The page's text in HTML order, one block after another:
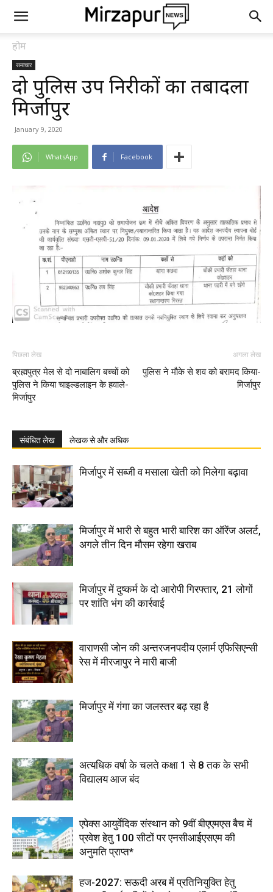
होम
समाचार
दो पुलिस उप निरीक्षकों का तबादला
मिर्जापुर
January 9, 2020
WhatsApp Facebook
पिछला लेख
ब्रह्मपुत्र मेल से दो नाबालिग बच्चों को
पुलिस ने किया चाइल्डलाइन के हवाले-
मिर्जापुर
अगला लेख
पुलिस ने मौके से शव को बरामद किया-
मिर्जापुर
संबंधित लेख लेखक से और अधिक
मिर्जापुर में सब्जी व मसाला खेती को मिलेगा बढ़ावा
मिर्जापुर में भारी से बहुत भारी बारिश का ऑरेंज अलर्ट,
अगले तीन दिन मौसम रहेगा खराब
मिर्जापुर में दुष्कर्म के दो आरोपी गिरफ्तार, 21 लोगों
पर शांति भंग की कार्रवाई
वाराणसी जोन की अन्तरजनपदीय एलार्म एफिसिएन्सी
रेस में मीरजापुर ने मारी बाजी
मिर्जापुर में गंगा का जलस्तर बढ़ रहा है
अत्यधिक वर्षा के चलते कक्षा 1 से 8 तक के सभी
विद्यालय आज बंद
एपेक्स आयुर्वेदिक संस्थान को 9वीं बीएएमएस बैच में
प्रवेश हेतु 100 सीटों पर एनसीआईएसएम की
अनुमति प्राप्त*
हज-2027: सऊदी अरब में प्रतिनियुक्ति हेतु